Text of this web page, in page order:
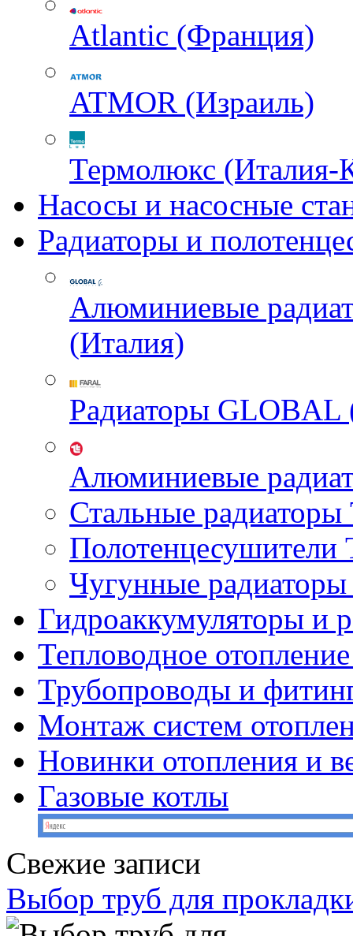
Atlantic (Франция)
ATMOR (Израиль)
Термолюкс (Италия-
Насосы и насосные
Радиаторы и
Алюминиевые
(Италия)
Радиаторы GLOBAL
Алюминиевые
Стальные
Чугунные
Гидроаккумуляторы и
Тепловодное
Трубопроводы и
Монтаж систем
Новинки отопления и
Газовые котлы
Свежие записи
Выбор труб для